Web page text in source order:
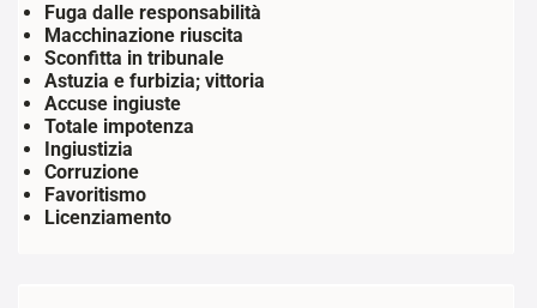
Fuga dalle responsabilità
Macchinazione riuscita
Sconfitta in tribunale
Astuzia e furbizia; vittoria
Accuse ingiuste
Totale impotenza
Ingiustizia
Corruzione
Favoritismo
Licenziamento